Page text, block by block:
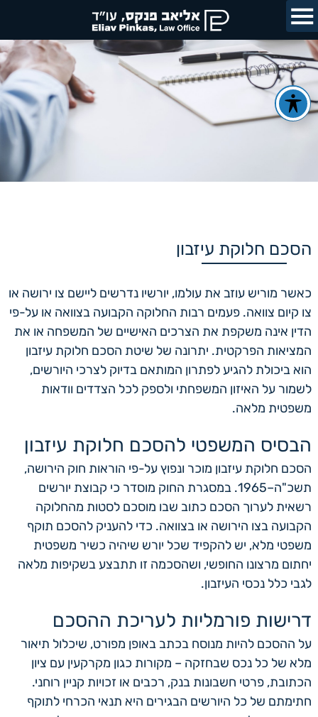
הסכם חלוקת עיזבון
כאשר מוריש עוזב את עולמו, יורשיו נדרשים ליישם צו ירושה או
צו קיום צוואה. פעמים רבות החלוקה הקבועה בצוואה או על-פי
הדין אינה משקפת את הצרכים האישיים של המשפחה או את
המציאות הפרקטית. יתרונה של שיטת הסכם חלוקת עיזבון
הוא ביכולת להגיע לפתרון המותאם בדיוק לצרכי היורשים,
לשמור על האיזון המשפחתי ולספק לכל הצדדים וודאות
משפטית מלאה.
הבסיס המשפטי להסכם חלוקת עיזבון
הסכם חלוקת עיזבון מוכר ונפוץ על-פי הוראות חוק הירושה,
תשכ"ה–1965. במסגרת החוק מוסדר כי קבוצת יורשים
רשאית לערוך הסכם כתוב שבו מוסכם לסטות מהחלוקה
הקבועה בצו הירושה או בצוואה. כדי להעניק להסכם תוקף
משפטי מלא, יש להקפיד שכל יורש שיהיה כשיר משפטית
יחתום מרצונו החופשי, ושהסכמה זו תתבצע בשקיפות מלאה
לגבי כלל נכסי העיזבון.
דרישות פורמליות לעריכת ההסכם
על ההסכם להיות מנוסח בכתב באופן מפורט, שיכלול תיאור
מלא של כל נכס שבחזקה – מקורות כגון מקרקעין עם ציון
הכתובת, פרטי חשבונות בנק, רכבים או זכויות קניין רוחני.
חתימתם של כל היורשים הבגירים היא תנאי הכרחי לתוקף